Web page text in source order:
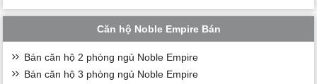
Căn hộ Noble Empire Bán
Bán căn hộ 2 phòng ngủ Noble Empire
Bán căn hộ 3 phòng ngủ Noble Empire